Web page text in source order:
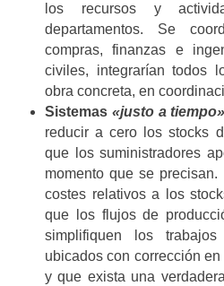
los recursos y
departamentos. Se
compras, finanzas e
civiles, integrarían todos
obra concreta, en
Sistemas «justo a tiempo»
reducir a cero los stocks
que los suministradores
momento que se
costes relativos a los
que los flujos de
simplifiquen los
ubicados con corrección
y que exista una